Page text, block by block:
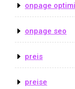
onpage
onpage seo
preis
preise